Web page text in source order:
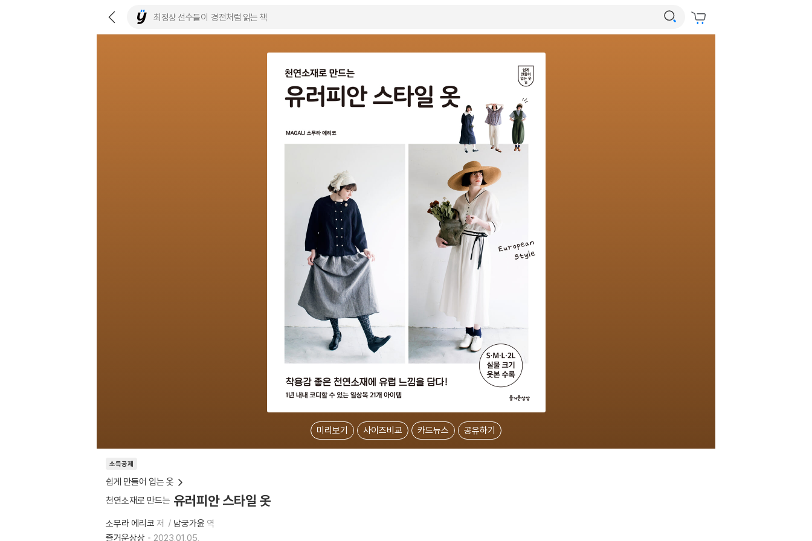
미리보기 사이즈비교 카드뉴스 공유하기
소득공제
쉽게 만들어 입는 옷
천연소재로 만드는 유러피안 스타일 옷
소무라 에리코 저 남궁가윤 역
즐거운상상
2023.01.05.